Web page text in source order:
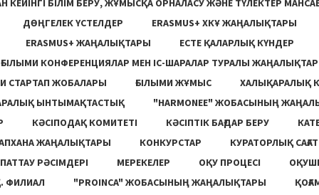
КЕЙІНГІ БІЛІМ БЕРУ, ЖҰМЫСҚА ОРНАЛАСУ ЖƏНЕ ТҮЛЕКТЕР
ДӨҢГЕЛЕК ҮСТЕЛДЕР
ERASMUS+ ХКҰ ЖАҢАЛЫҚТАРЫ
ERASMUS+ ЖАҢАЛЫҚТАРЫ
ЕСТЕ ҚАЛАРЛЫҚ КҮНДЕР
ҒЫЛЫМИ КОНФЕРЕНЦИЯЛАР МЕН ІС-ШАРАЛАР ТУРАЛЫ ЖАҢАЛЫҚТАР
СТАРТАП ЖОБАЛАРЫ
ҒЫЛЫМИ ЖҰМЫС
ХАЛЫҚАРАЛЫҚ
ЫНТЫМАҚТАСТЫҚ
"HARMONEE" ЖОБАСЫНЫҢ
КӘСІПОДАҚ КОМИТЕТІ КӘСІПТІК БАҒДАР БЕРУ
ЖАҢАЛЫҚТАРЫ
КОНКУРСТАР
КУРАТОРЛЫҚ
РӘСІМДЕРІ
МЕРЕКЕЛЕР ОҚУ ПРОЦЕСІ
ФИЛИАЛ
"PROINCA" ЖОБАСЫНЫҢ ЖАҢАЛЫҚТАРЫ